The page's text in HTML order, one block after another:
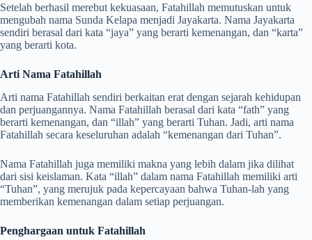
Setelah berhasil merebut kekuasaan, Fatahillah memutuskan untuk
mengubah nama Sunda Kelapa menjadi Jayakarta. Nama Jayakarta
sendiri berasal dari kata “jaya” yang berarti kemenangan, dan “karta”
yang berarti kota.
Arti Nama Fatahillah
Arti nama Fatahillah sendiri berkaitan erat dengan sejarah kehidupan
dan perjuangannya. Nama Fatahillah berasal dari kata “fath” yang
berarti kemenangan, dan “illah” yang berarti Tuhan. Jadi, arti nama
Fatahillah secara keseluruhan adalah “kemenangan dari Tuhan”.
Nama Fatahillah juga memiliki makna yang lebih dalam jika dilihat
dari sisi keislaman. Kata “illah” dalam nama Fatahillah memiliki arti
“Tuhan”, yang merujuk pada kepercayaan bahwa Tuhan-lah yang
memberikan kemenangan dalam setiap perjuangan.
Penghargaan untuk Fatahillah